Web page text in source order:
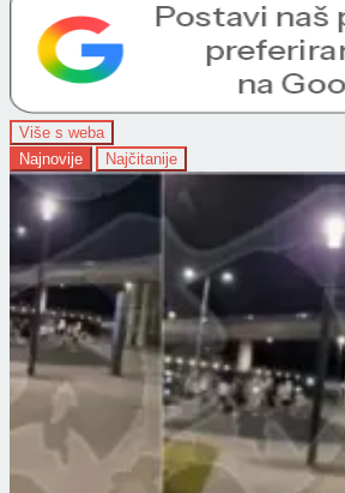
Više s weba
Najnovije
Najčitanije